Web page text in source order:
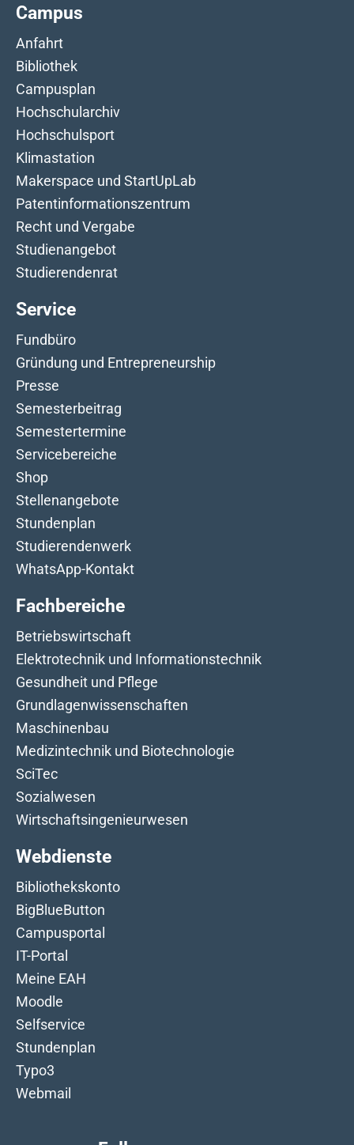
Campus
Anfahrt
Bibliothek
Campusplan
Hochschularchiv
Hochschulsport
Klimastation
Makerspace und StartUpLab
Patentinformationszentrum
Recht und Vergabe
Studienangebot
Studierendenrat
Service
Fundbüro
Gründung und Entrepreneurship
Presse
Semesterbeitrag
Semestertermine
Servicebereiche
Shop
Stellenangebote
Stundenplan
Studierendenwerk
WhatsApp-Kontakt
Fachbereiche
Betriebswirtschaft
Elektrotechnik und Informationstechnik
Gesundheit und Pflege
Grundlagenwissenschaften
Maschinenbau
Medizintechnik und Biotechnologie
SciTec
Sozialwesen
Wirtschaftsingenieurwesen
Webdienste
Bibliothekskonto
BigBlueButton
Campusportal
IT-Portal
Meine EAH
Moodle
Selfservice
Stundenplan
Typo3
Webmail